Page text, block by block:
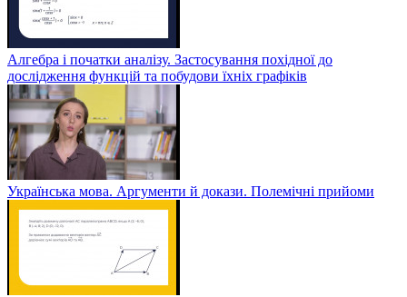
Алгебра і початки аналізу. Застосування похідної до
дослідження функцій та побудови їхніх графіків
Українська мова. Аргументи й докази. Полемічні прийоми